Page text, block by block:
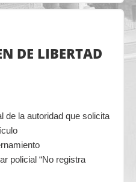
DE LIBERTAD
de la autoridad que solicita
policial “No registra